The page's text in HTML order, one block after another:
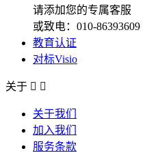
请添加您的专属客服
或致电：010-86393609
教育认证
对标Visio
关于  
关于我们
加入我们
服务条款